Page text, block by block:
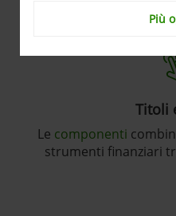
Più
Titoli
Le componenti
strumenti finanziari